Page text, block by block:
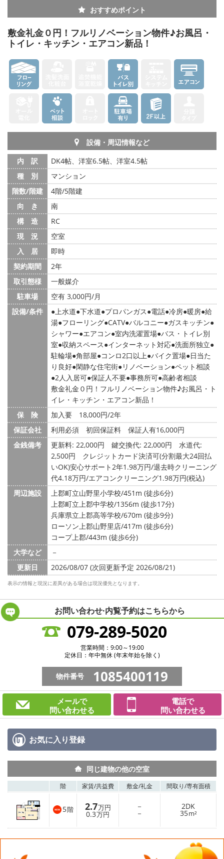
おすすめポイント
敷金礼金０円！フルリノベーション物件♪お風呂・
トイレ・キッチン・エアコン新品！
設備・周辺情報など
内 訳
DK4帖、洋室6.5帖、洋室4.5帖
種 別
マンション
階数/階建
4階/5階建
向 き
南
構 造
RC
現 況
空室
入 居
即時
契約期間
2年
取引態様
一般媒介
駐車場
空有 3,000円/月
設備/条件
上水道 下水道 プロパンガス 電話 冷房 暖房 給
湯 フローリング CATV バルコニー ガスキッチン
シャワー エアコン 室内洗濯置場 バス・トイレ別
室 収納スペース インターネット対応 洗面所独立
駐輪場 角部屋 コンロ2口以上 バイク置場 日当た
り良好 閑静な住宅街 リノベーション ペット相談
2人入居可 保証人不要 事務所可 高齢者相談
敷金礼金０円！フルリノベーション物件♪お風呂・ト
イレ・キッチン・エアコン新品！
保 険
加入要 18,000円/2年
保証会社
利用必須 初回保証料 保証人有16,000円
金銭備考
更新料: 22,000円 鍵交換代: 22,000円
水道代:
2,500円
クレジットカード決済可(分割最大24回払
いOK)安心サポート2年1.98万円/退去時クリーニング
代4.18万円/エアコンクリーニング1.98万円(税込)
周辺施設
上郡町立山野里小学校/451m (徒歩6分)
上郡町立上郡中学校/1356m (徒歩17分)
兵庫県立上郡高等学校/670m (徒歩9分)
ローソン上郡山野里店/417m (徒歩6分)
コープ上郡/443m (徒歩6分)
大学など
－
更新日
2026/08/07 (次回更新予定 2026/08/21)
表示の情報と現況に差異がある場合は現況優先となります。
お問い合わせ·内覧予約はこちらから
079-289-5020
営業時間：9:00～19:00
定休日：年中無休 (年末年始を除く)
物件番号 1085400119
メールで
問い合わせる
電話で
問い合わせる
お気に入り登録
同じ建物の他の空室
階 家賃/共益費 敷金/礼金 間取り/専有面積
5階 2.7万円
0.3万円
－
－
2DK
35m²